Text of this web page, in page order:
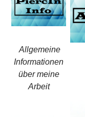
Allgemeine
Informationen
über meine
Arbeit